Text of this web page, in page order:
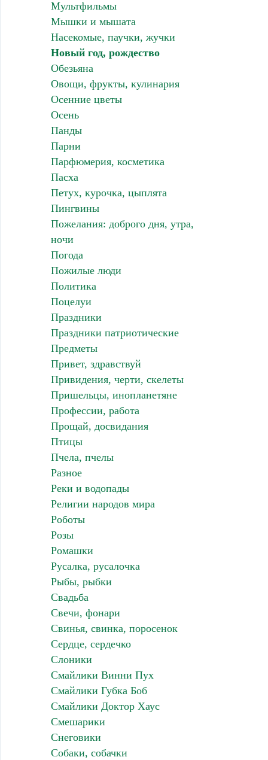
Мультфильмы
Мышки и мышата
Насекомые, паучки, жучки
Новый год, рождество
Обезьяна
Овощи, фрукты, кулинария
Осенние цветы
Осень
Панды
Парни
Парфюмерия, косметика
Пасха
Петух, курочка, цыплята
Пингвины
Пожелания: доброго дня, утра,
ночи
Погода
Пожилые люди
Политика
Поцелуи
Праздники
Праздники патриотические
Предметы
Привет, здравствуй
Привидения, черти, скелеты
Пришельцы, инопланетяне
Профессии, работа
Прощай, досвидания
Птицы
Пчела, пчелы
Разное
Реки и водопады
Религии народов мира
Роботы
Розы
Ромашки
Русалка, русалочка
Рыбы, рыбки
Свадьба
Свечи, фонари
Свинья, свинка, поросенок
Сердце, сердечко
Слоники
Смайлики Винни Пух
Смайлики Губка Боб
Смайлики Доктор Хаус
Смешарики
Снеговики
Собаки, собачки